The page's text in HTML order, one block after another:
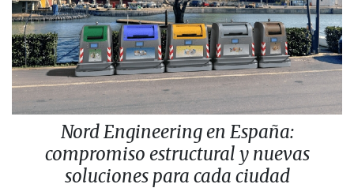
Nord Engineering en España:
compromiso estructural y nuevas
soluciones para cada ciudad